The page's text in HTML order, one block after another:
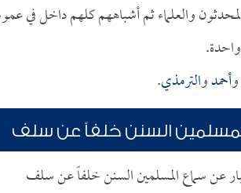
والعلماء ثم أشباههم كلهم داخل في
وأحمدوالترمذي.
السنن خلفاً عن سلف
عن سماع المسلمين السنن خلفاً عن سلف